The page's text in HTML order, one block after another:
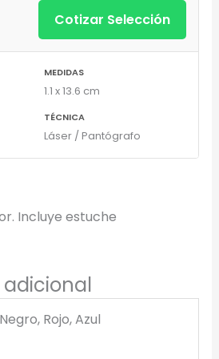
Cotizar Selección
MEDIDAS
1.1 x 13.6 cm
TÉCNICA
Láser / Pantógrafo
Incluye estuche
Negro, Rojo, Azul